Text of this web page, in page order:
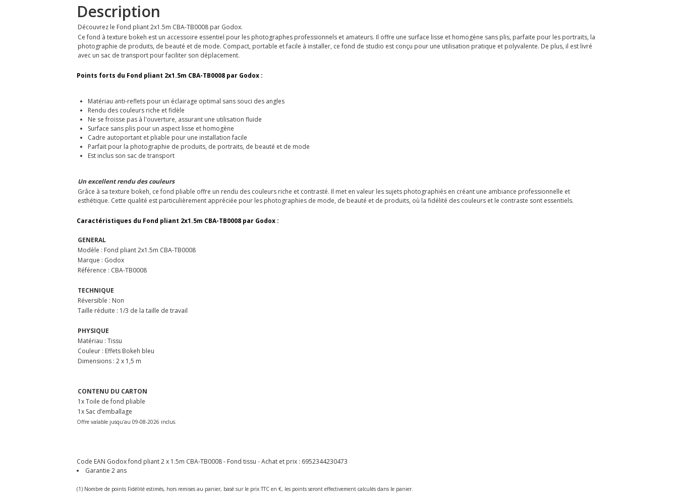
Description
Découvrez le Fond pliant 2x1.5m CBA-TB0008 par Godox.
Ce fond à texture bokeh est un accessoire essentiel pour les photographes professionnels et amateurs. Il offre une surface lisse et homogène sans plis, parfaite pour les portraits, la
photographie de produits, de beauté et de mode. Compact, portable et facile à installer, ce fond de studio est conçu pour une utilisation pratique et polyvalente. De plus, il est livré
avec un sac de transport pour faciliter son déplacement.
Points forts du Fond pliant 2x1.5m CBA-TB0008 par Godox :
Matériau anti-reflets pour un éclairage optimal sans souci des angles
Rendu des couleurs riche et fidèle
Ne se froisse pas à l'ouverture, assurant une utilisation fluide
Surface sans plis pour un aspect lisse et homogène
Cadre autoportant et pliable pour une installation facile
Parfait pour la photographie de produits, de portraits, de beauté et de mode
Est inclus son sac de transport
Un excellent rendu des couleurs
Grâce à sa texture bokeh, ce fond pliable offre un rendu des couleurs riche et contrasté. Il met en valeur les sujets photographiés en créant une ambiance professionnelle et
esthétique. Cette qualité est particulièrement appréciée pour les photographies de mode, de beauté et de produits, où la fidélité des couleurs et le contraste sont essentiels.
Caractéristiques du Fond pliant 2x1.5m CBA-TB0008 par Godox :
GENERAL
Modèle : Fond pliant 2x1.5m CBA-TB0008
Marque : Godox
Référence : CBA-TB0008
TECHNIQUE
Réversible : Non
Taille réduite : 1/3 de la taille de travail
PHYSIQUE
Matériau : Tissu
Couleur : Effets Bokeh bleu
Dimensions : 2 x 1,5 m
CONTENU DU CARTON
1x Toile de fond pliable
1x Sac d’emballage
Offre valable jusqu'au 09-08-2026 inclus.
Code EAN Godox fond pliant 2 x 1.5m CBA-TB0008 - Fond tissu - Achat et prix : 6952344230473
Garantie 2 ans
(1) Nombre de points Fidélité estimés, hors remises au panier, basé sur le prix TTC en €, les points seront effectivement calculés dans le panier.